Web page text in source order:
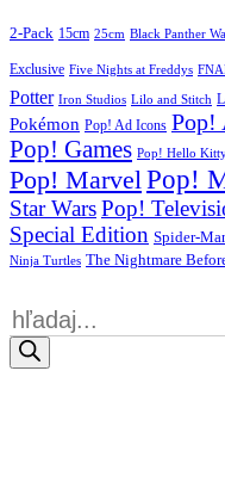
2-Pack 15cm 25cm Black Panther
Exclusive Five Nights at Freddys
Potter Iron Studios Lilo and Stitch
Pokémon Pop! Ad Icons Pop!
Pop! Games Pop! Hello
Pop! MarvelPop!
Star WarsPop!
Special Edition Spider-
Ninja Turtles The Nightmare
Products
search